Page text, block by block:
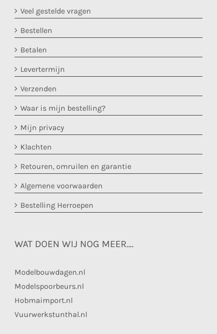
Veel gestelde vragen
Bestellen
Betalen
Levertermijn
Verzenden
Waar is mijn bestelling?
Mijn privacy
Klachten
Retouren, omruilen en garantie
Algemene voorwaarden
Bestelling Herroepen
WAT DOEN WIJ NOG MEER….
Modelbouwdagen.nl
Modelspoorbeurs.nl
Hobmaimport.nl
Vuurwerkstunthal.nl